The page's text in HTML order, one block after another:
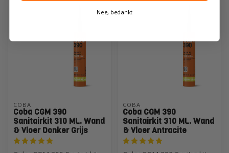
COBA
Coba CGM 390
Sanitairkit 310 ML. Wand
& Vloer Donker Grijs
COBA
Coba CGM 390
Sanitairkit 310 ML. Wand
& Vloer Antracite
Nee, bedankt